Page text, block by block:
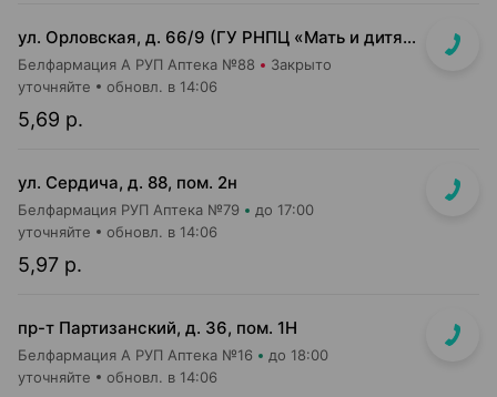
ул. Орловская, д. 66/9 (ГУ РНПЦ «Мать и дитя», корп. 9, 2-й этаж)
Белфармация А РУП Аптека №88 Закрыто
5,69 р.
уточняйте обновл. в 14:06
ул. Сердича, д. 88, пом. 2н
Белфармация РУП Аптека №79 до 17:00
5,97 р.
уточняйте обновл. в 14:06
пр-т Партизанский, д. 36, пом. 1Н
Белфармация А РУП Аптека №16 до 18:00
уточняйте обновл. в 14:06